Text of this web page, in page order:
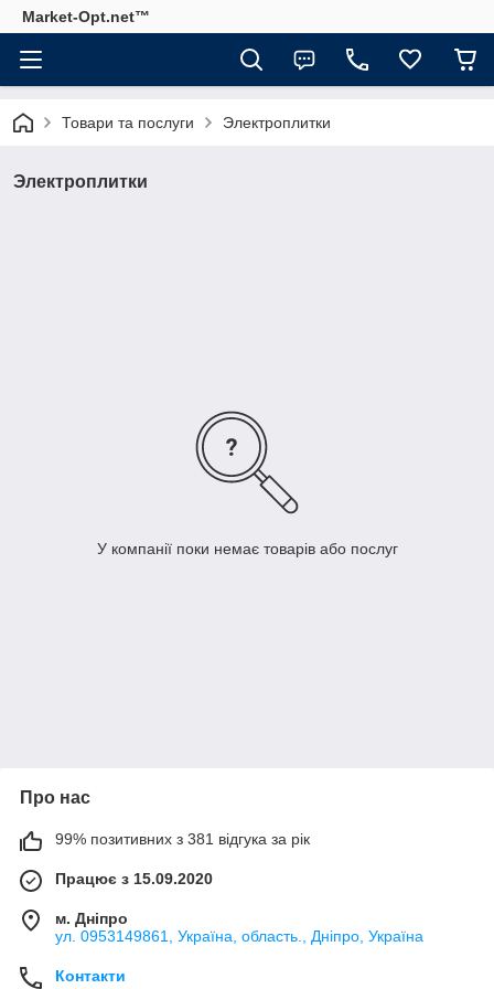
Market-Opt.net™
Товари та послуги Электроплитки
Электроплитки
У компанії поки немає товарів або послуг
Про нас
99% позитивних з 381 відгука за рік
Працює з 15.09.2020
м. Дніпро
ул. 0953149861, Україна, область., Дніпро, Україна
Контакти